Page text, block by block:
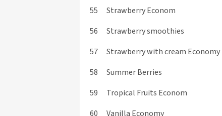
55
Strawberry Econom
56
Strawberry smoothies
57
Strawberry with cream Economy
58
Summer Berries
59
Tropical Fruits Econom
60
Vanilla Economy